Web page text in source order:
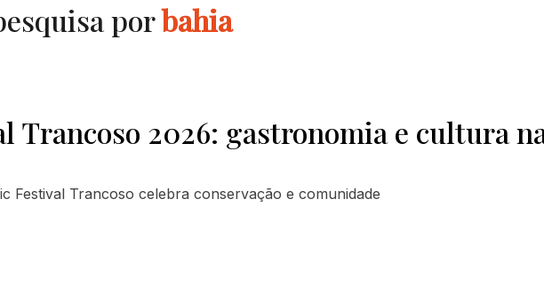
porbahia
Trancoso 2026: gastronomia e cultura
Festival Trancoso celebra conservação e comunidade